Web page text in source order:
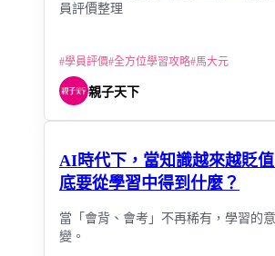
員評價整理
#學員評價#全方位學習攻略#馬大元
親子天下
AI時代下，當知識越來越貶
底要從學習中得到什麼？
當「會背、會考」不再稀有，學習的
變。